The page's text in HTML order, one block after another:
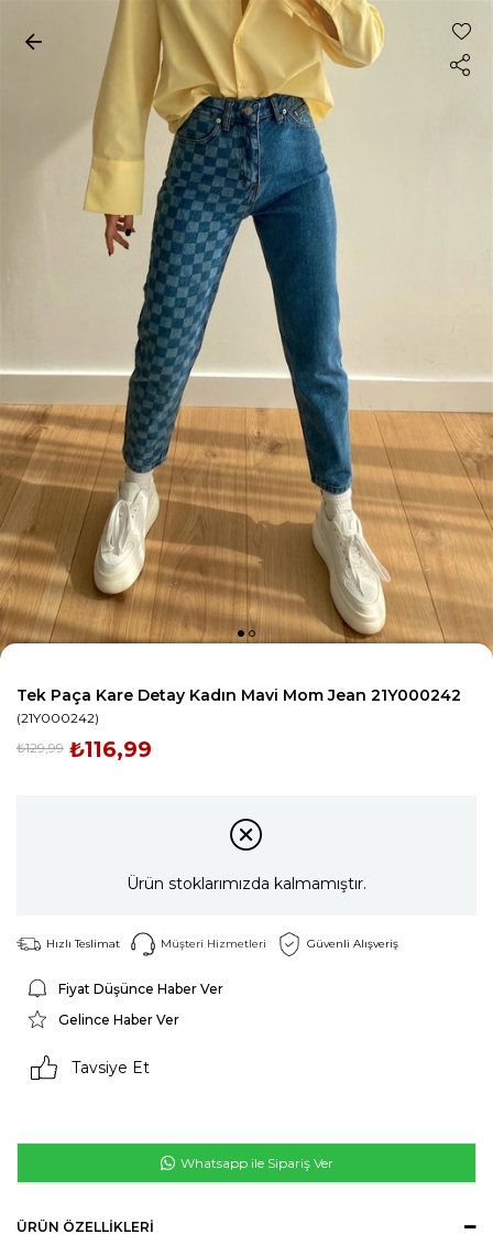
Tek Paça Kare Detay Kadın Mavi Mom Jean 21Y000242
(21Y000242)
₺129,99 ₺116,99
Ürün stoklarımızda kalmamıştır.
Hızlı Teslimat Müşteri Hizmetleri Güvenli Alışveriş
Fiyat Düşünce Haber Ver
Gelince Haber Ver
Tavsiye Et
Whatsapp ile Sipariş Ver
ÜRÜN ÖZELLIKLERI